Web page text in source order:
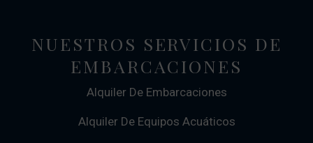
NUESTROS SERVICIOS DE
EMBARCACIONES
Alquiler De Embarcaciones
Alquiler De Equipos Acuáticos